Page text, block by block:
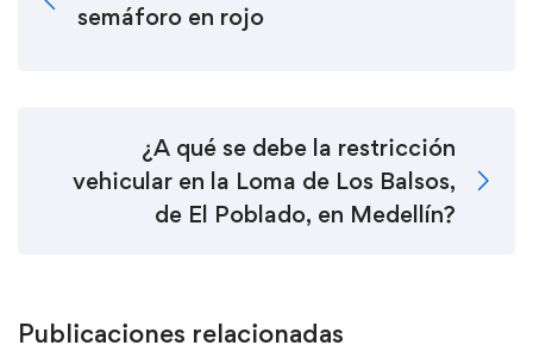
semáforo en rojo
¿A qué se debe la restricción
vehicular en la Loma de Los Balsos,
de El Poblado, en Medellín?
Publicaciones relacionadas